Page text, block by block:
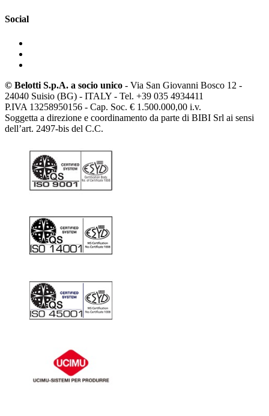
Social
© Belotti S.p.A. a socio unico - Via San Giovanni Bosco 12 -
24040 Suisio (BG) - ITALY - Tel. +39 035 4934411
P.IVA 13258950156 - Cap. Soc. € 1.500.000,00 i.v.
Soggetta a direzione e coordinamento da parte di BIBI Srl ai sensi
dell’art. 2497-bis del C.C.